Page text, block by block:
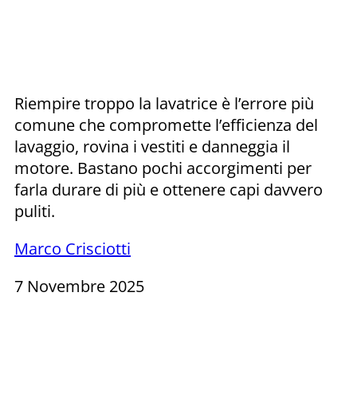
Riempire troppo la lavatrice è l’errore più
comune che compromette l’efficienza del
lavaggio, rovina i vestiti e danneggia il
motore. Bastano pochi accorgimenti per
farla durare di più e ottenere capi davvero
puliti.
Marco Crisciotti
7 Novembre 2025